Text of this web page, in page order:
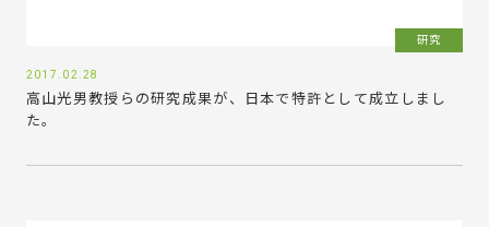
研究
2017.02.28
高山光男教授らの研究成果が、日本で特許として成立しまし
た。